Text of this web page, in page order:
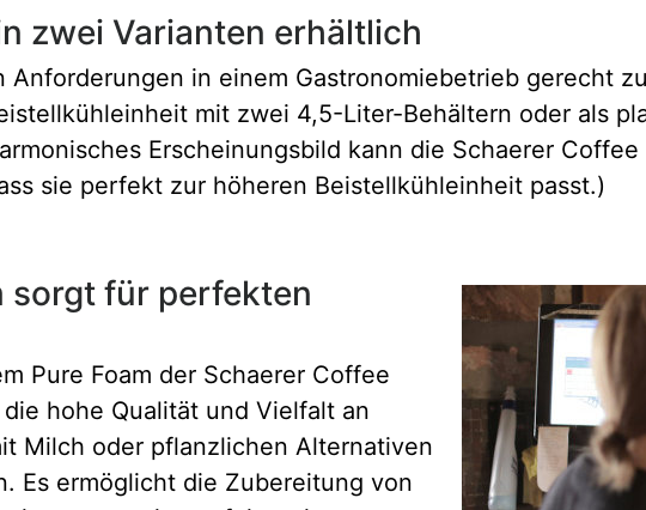
zwei Varianten erhältlich
Anforderungen in einem Gastronomiebetrieb gerecht
mit zwei 4,5-Liter-Behältern oder als
Erscheinungsbild kann die Schaerer
sie perfekt zur höheren Beistellkühleinheit passt.)
sorgt für perfekten
Pure Foam der Schaerer Coffee
hohe Qualität und Vielfalt an
Milch oder pflanzlichen Alternativen
Es ermöglicht die Zubereitung von